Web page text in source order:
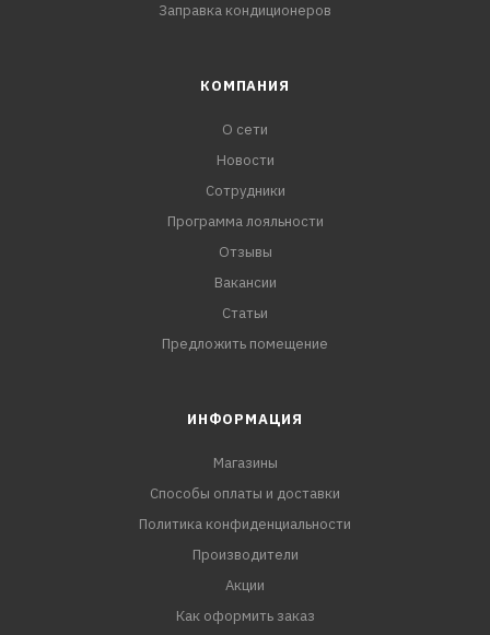
Заправка кондиционеров
КОМПАНИЯ
О сети
Новости
Сотрудники
Программа лояльности
Отзывы
Вакансии
Статьи
Предложить помещение
ИНФОРМАЦИЯ
Магазины
Способы оплаты и доставки
Политика конфиденциальности
Производители
Акции
Как оформить заказ